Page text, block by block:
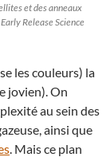
et des anneaux
Release Science
les couleurs) la
jovien). On
au sein des
ainsi que
. Mais ce plan